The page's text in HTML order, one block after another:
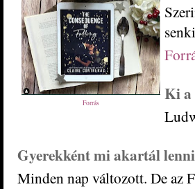
Forrás Ki a
Gyerekként mi akartál
Minden nap változott. De az